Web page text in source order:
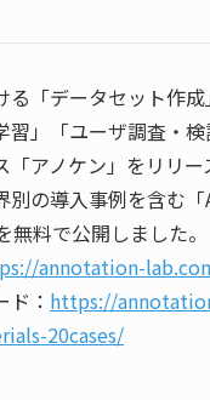
る「データセット作
習」「ユーザ調査・
「アノケン」をリリー
別の導入事例を含む
無料で公開しました。
annotation-
： https://
20cases/